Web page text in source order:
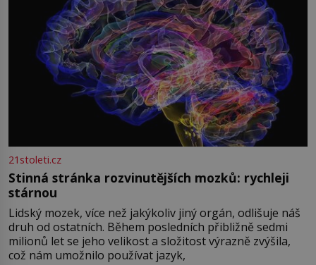
21stoleti.cz
Stinná stránka rozvinutějších mozků: rychleji
stárnou
Lidský mozek, více než jakýkoliv jiný orgán, odlišuje náš
druh od ostatních. Během posledních přibližně sedmi
milionů let se jeho velikost a složitost výrazně zvýšila,
což nám umožnilo používat jazyk,